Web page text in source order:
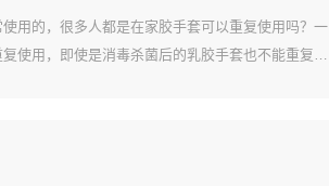
用的，很多人都是在家胶手套可以重复使用吗？一
使用，即使是消毒杀菌后的乳胶手套也不能重复使